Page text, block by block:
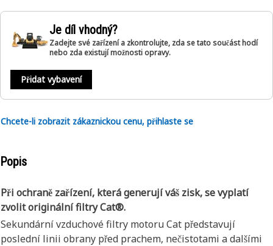
Je díl vhodný?
Zadejte své zařízení a zkontrolujte, zda se tato součást hodí
nebo zda existují možnosti opravy.
Přidat vybavení
Chcete-li zobrazit zákaznickou cenu, přihlaste se
Popis
Při ochraně zařízení, která generují váš zisk, se vyplatí
zvolit originální filtry Cat®.
Sekundární vzduchové filtry motoru Cat představují
poslední linii obrany před prachem, nečistotami a dalšími